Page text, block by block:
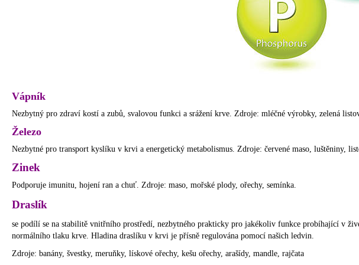
Vápník
Nezbytný pro zdraví kostí a zubů, svalovou funkci a srážení krve. Zdroje: mléčné výrobky, zelená
Železo
Nezbytné pro transport kyslíku v krvi a energetický metabolismus. Zdroje: červené maso, luštěniny,
Zinek
Podporuje imunitu, hojení ran a chuť. Zdroje: maso, mořské plody, ořechy, semínka.
Draslík
se podílí se na stabilitě vnitřního prostředí, nezbytného prakticky pro jakékoliv funkce probíhající v
normálního tlaku krve. Hladina draslíku v krvi je přísně regulována pomocí našich ledvin.
Zdroje: banány, švestky, meruňky, lískové ořechy, kešu ořechy, arašídy, mandle, rajčata